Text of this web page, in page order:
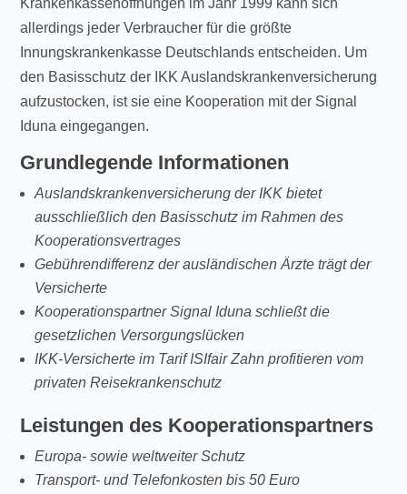
allerdings jeder Verbraucher für die größte
Innungskrankenkasse Deutschlands entscheiden. Um
den Basisschutz der IKK Auslandskrankenversicherung
aufzustocken, ist sie eine Kooperation mit der Signal
Iduna eingegangen.
Grundlegende Informationen
Auslandskrankenversicherung der IKK bietet
ausschließlich den Basisschutz im Rahmen des
Kooperationsvertrages
Gebührendifferenz der ausländischen Ärzte trägt der
Versicherte
Kooperationspartner Signal Iduna schließt die
gesetzlichen Versorgungslücken
IKK-Versicherte im Tarif ISIfair Zahn profitieren vom
privaten Reisekrankenschutz
Leistungen des Kooperationspartners
Europa- sowie weltweiter Schutz
Transport- und Telefonkosten bis 50 Euro